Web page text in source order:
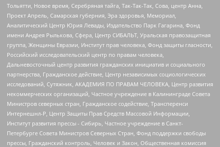
Тольятти, Новое время, Серебряная тайга, Так-Так-Так, Сова, центр Анна,
Проект Апрель, Самарская губерния, Эра здоровья, Мемориал,
Аналитический Центр Юрия Левады, Издательство Парк Гагарина, Фонд
имени Андрея Рылькова, Сфера, Центр СИБАЛЬТ, Уральская правозащитная
группа, Женщины Евразии, Институт прав человека, Фонд защиты гласности,
Российский исследовательский центр по правам человека,
Дальневосточный центр развития гражданских инициатив и социального
партнерства, Гражданское действие, Центр независимых социологических
исследований, Сутяжник, АКАДЕМИЯ ПО ПРАВАМ ЧЕЛОВЕКА, Центр развития
некоммерческих организаций, Частное учреждение в Калининграде Совета
Министров северных стран, Гражданское содействие, Трансперенси
Интернешнл-Р, Центр Защиты Прав Средств Массовой Информации,
Институт развития прессы - Сибирь, Частное учреждение в Санкт-
Петербурге Совета Министров Северных Стран, Фонд поддержки свободы
прессы, Гражданский контроль, Человек и Закон, Общественная комиссия